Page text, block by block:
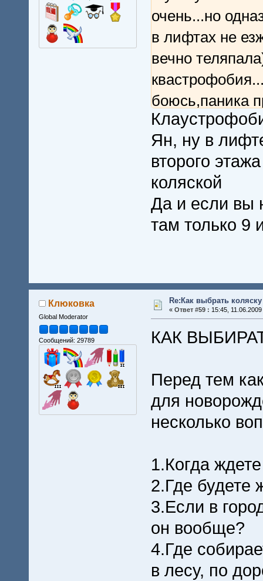
очень...но
в лифтах не
вечно
боюсь,паника
само...а в
перед мужем и
не проеду
Ян, ну в
второго
коляской
Да и если вы
там только 9
Клюковка
Global Moderator
Сообщений: 29789
Re:Как выбрать коляску
« Ответ #59 : 15:45, 11.06.2009
КАК
Перед тем
для
несколько
1.Когда
2.Где будете
3.Если в
он вообще?
4.Где
в лесу, по